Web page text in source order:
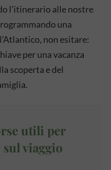
l’itinerario alle nostre
una
non esitare:
per una vacanza
scoperta e del
utili per
viaggio